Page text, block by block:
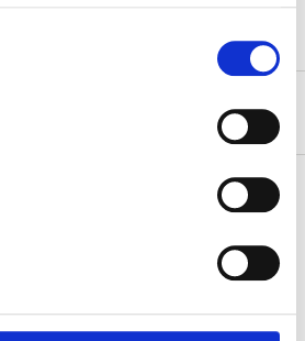
i ditt varuhus inom 2 timmar!